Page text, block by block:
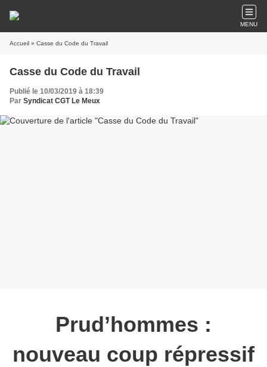
MENU
Accueil » Casse du Code du Travail
Casse du Code du Travail
Publié le 10/03/2019 à 18:39
Par Syndicat CGT Le Meux
Prud’hommes :
nouveau coup répressif